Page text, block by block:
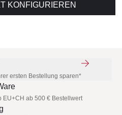
KONFIGURIEREN
ersten Bestellung sparen*
EU+CH ab 500 € Bestellwert